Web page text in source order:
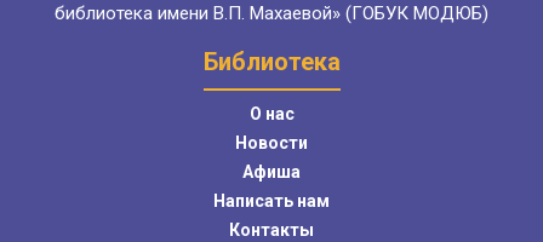
библиотека имени В.П. Махаевой» (ГОБУК МОДЮБ)
Библиотека
О нас
Новости
Афиша
Написать нам
Контакты